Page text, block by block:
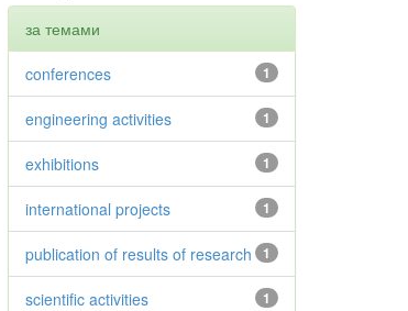
за темами
1
conferences
1
engineering activities
1
exhibitions
1
international projects
1
publication of results of research
1
scientific activities